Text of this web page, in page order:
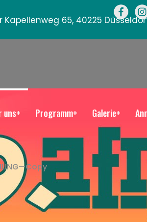
Kapellenweg 65, 40225
uns+ Programm+ Galerie+